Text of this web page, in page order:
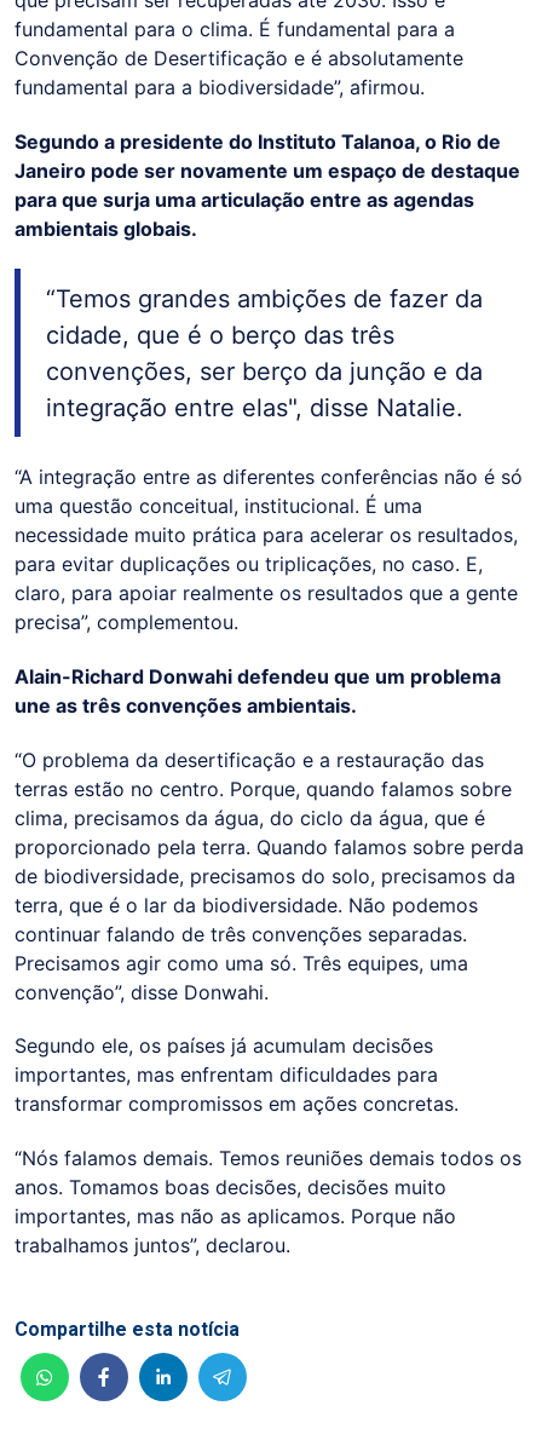
fundamental para o clima. É fundamental para a
Convenção de Desertificação e é absolutamente
fundamental para a biodiversidade”, afirmou.
Segundo a presidente do Instituto Talanoa, o Rio de
Janeiro pode ser novamente um espaço de destaque
para que surja uma articulação entre as agendas
ambientais globais.
“Temos grandes ambições de fazer da
cidade, que é o berço das três
convenções, ser berço da junção e da
integração entre elas", disse Natalie.
“A integração entre as diferentes conferências não é só
uma questão conceitual, institucional. É uma
necessidade muito prática para acelerar os resultados,
para evitar duplicações ou triplicações, no caso. E,
claro, para apoiar realmente os resultados que a gente
precisa”, complementou.
Alain-Richard Donwahi defendeu que um problema
une as três convenções ambientais.
“O problema da desertificação e a restauração das
terras estão no centro. Porque, quando falamos sobre
clima, precisamos da água, do ciclo da água, que é
proporcionado pela terra. Quando falamos sobre perda
de biodiversidade, precisamos do solo, precisamos da
terra, que é o lar da biodiversidade. Não podemos
continuar falando de três convenções separadas.
Precisamos agir como uma só. Três equipes, uma
convenção”, disse Donwahi.
Segundo ele, os países já acumulam decisões
importantes, mas enfrentam dificuldades para
transformar compromissos em ações concretas.
“Nós falamos demais. Temos reuniões demais todos os
anos. Tomamos boas decisões, decisões muito
importantes, mas não as aplicamos. Porque não
trabalhamos juntos”, declarou.
Compartilhe esta notícia